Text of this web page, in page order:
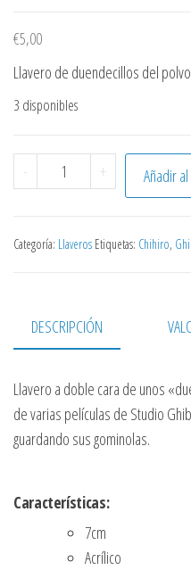
€5,00
Llavero de duendecillos del
3 disponibles
- Llavero Susuwatari
+ Añadir
Categoría: Llaveros Etiquetas: Chihiro,
DESCRIPCIÓN
Llavero a doble cara de unos
de varias películas de Studio
guardando sus gominolas.
Características:
7cm
Acrílico